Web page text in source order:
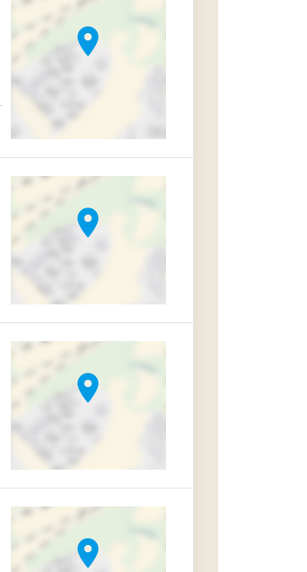
location_on
location_on
location_on
location_on